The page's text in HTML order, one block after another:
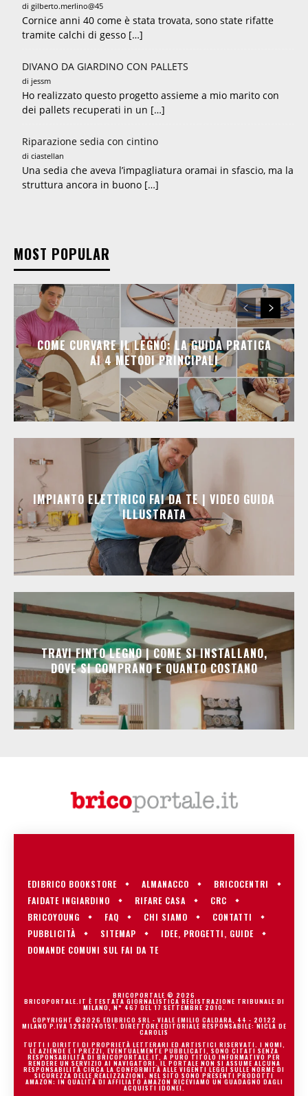
di gilberto.merlino@45
Cornice anni 40 come è stata trovata, sono state rifatte
tramite calchi di gesso […]
DIVANO DA GIARDINO CON PALLETS
di jessm
Ho realizzato questo progetto assieme a mio marito con
dei pallets recuperati in un […]
Riparazione sedia con cintino
di ciastellan
Una sedia che aveva l’impagliatura oramai in sfascio, ma la
struttura ancora in buono […]
MOST POPULAR
COME CURVARE IL LEGNO: LA GUIDA PRATICA
AI 4 METODI PRINCIPALI
IMPIANTO ELETTRICO FAI DA TE | VIDEO GUIDA
ILLUSTRATA
TRAVI FINTO LEGNO | COME SI INSTALLANO,
DOVE SI COMPRANO E QUANTO COSTANO
EDIBRICO BOOKSTORE ALMANACCO
BRICOCENTRI
FAIDATE INGIARDINO
RIFARE CASA
CRC
BRICOYOUNG
FAQ CHI SIAMO
CONTATTI
PUBBLICITÀ
SITEMAP
IDEE, PROGETTI, GUIDE
DOMANDE COMUNI SUL FAI DA TE
BRICOPORTALE © 2026
BRICOPORTALE.IT È TESTATA GIORNALISTICA REGISTRAZIONE TRIBUNALE DI
MILANO, N° 467 DEL 17 SETTEMBRE 2010.
COPYRIGHT ©2026 EDIBRICO SRL - VIALE EMILIO CALDARA, 44 - 20122
MILANO P.IVA 12980140151. DIRETTORE EDITORIALE RESPONSABILE: NICLA DE
CAROLIS
TUTTI I DIRITTI DI PROPRIETÀ LETTERARI ED ARTISTICI RISERVATI. I NOMI,
LE AZIENDE E I PREZZI, EVENTUALMENTE PUBBLICATI, SONO CITATI SENZA
RESPONSABILITÀ DI BRICOPORTALE.IT, A PURO TITOLO INFORMATIVO PER
RENDERE UN SERVIZIO AI NAVIGATORI. IL PORTALE NON SI ASSUME ALCUNA
RESPONSABILITÀ CIRCA LA CONFORMITÀ ALLE VIGENTI LEGGI SULLE NORME DI
SICUREZZA DELLE REALIZZAZIONI. NEL SITO SONO PRESENTI PRODOTTI
AMAZON; IN QUALITÀ DI AFFILIATO AMAZON RICEVIAMO UN GUADAGNO DAGLI
ACQUISTI IDONEI.